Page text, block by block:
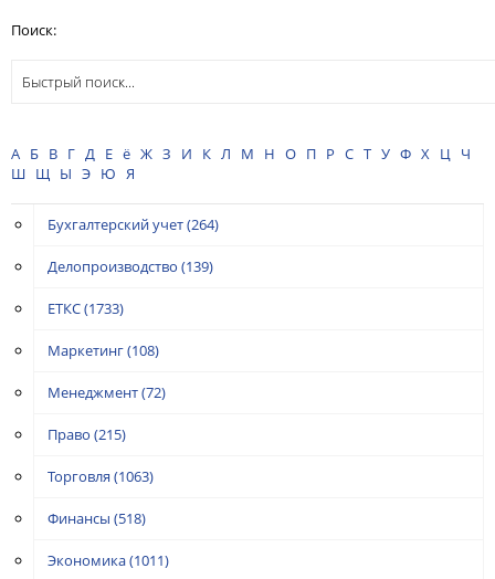
Поиск:
А Б В Г Д Е ё Ж З И К Л М Н О П Р С Т У Ф Х Ц
Ч
Ш Щ Ы Э Ю Я
Бухгалтерский учет(264)
Делопроизводство (139)
ЕТКС(1733)
Маркетинг(108)
Менеджмент(72)
Право (215)
Торговля (1063)
Финансы (518)
Экономика(1011)